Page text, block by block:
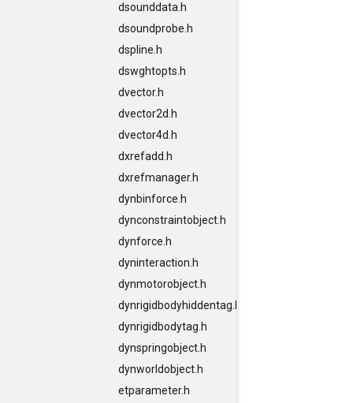
dsounddata.h
dsoundprobe.h
dspline.h
dswghtopts.h
dvector.h
dvector2d.h
dvector4d.h
dxrefadd.h
dxrefmanager.h
dynbinforce.h
dynconstraintobject.h
dynforce.h
dyninteraction.h
dynmotorobject.h
dynrigidbodyhiddentag.h
dynrigidbodytag.h
dynspringobject.h
dynworldobject.h
etparameter.h